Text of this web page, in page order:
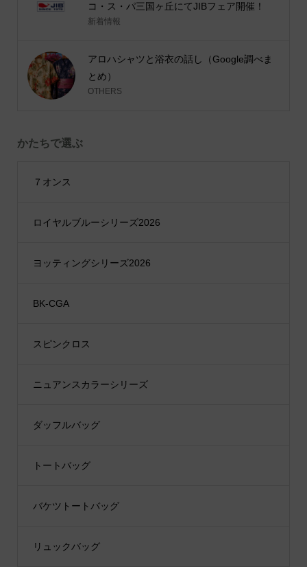
コ・ス・パ三国ヶ丘にてJIBフェア開催！
新着情報
アロハシャツと浴衣の話し（Google調べま
とめ）
OTHERS
かたちで選ぶ
７オンス
ロイヤルブルーシリーズ2026
ヨッティングシリーズ2026
BK-CGA
スピンクロス
ニュアンスカラーシリーズ
ダッフルバッグ
トートバッグ
バケツトートバッグ
リュックバッグ